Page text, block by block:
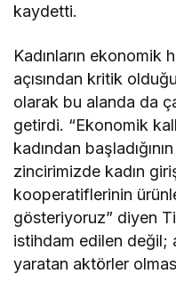
kaydetti.
Kadınların ekonomik
açısından kritik
olarak bu alanda da
getirdi. “Ekonomik
kadından
zincirimizde kadın
kooperatiflerinin
gösteriyoruz” diyen
istihdam edilen değil;
yaratan aktörler